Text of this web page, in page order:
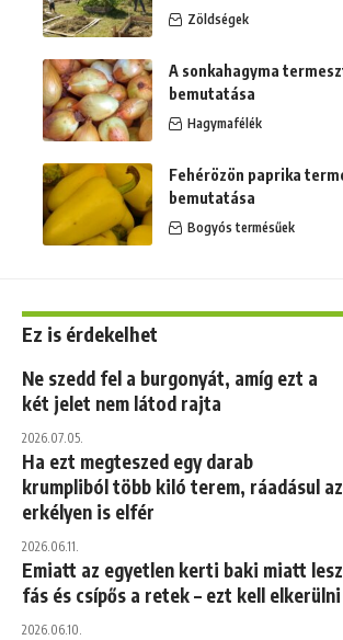
Zöldségek
A sonkahagyma
bemutatása
Hagymafélék
Fehérözön paprika
bemutatása
Bogyós termésűek
Ez is érdekelhet
Ne szedd fel a burgonyát, amíg ezt a
két jelet nem látod rajta
2026.07.05.
Ha ezt megteszed egy darab
krumpliból több kiló terem, ráadásul az
erkélyen is elfér
2026.06.11.
Emiatt az egyetlen kerti baki miatt lesz
fás és csípős a retek – ezt kell elkerülni
2026.06.10.